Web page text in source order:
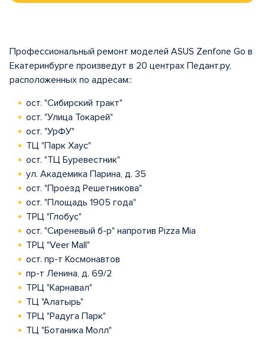
Профессиональный ремонт моделей ASUS Zenfone Go в
Екатеринбурге произведут в 20 центрах Педант.ру,
расположенных по адресам::
ост. "Сибирский тракт"
ост. "Улица Токарей"
ост. "УрФУ"
ТЦ "Парк Хаус"
ост. "ТЦ Буревестник"
ул. Академика Парина, д. 35
ост. "Проезд Решетникова"
ост. "Площадь 1905 года"
ТРЦ "Глобус"
ост. "Сиреневый б-р" напротив Pizza Mia
ТРЦ "Veer Mall"
ост. пр-т Космонавтов
пр-т Ленина, д. 69/2
ТРЦ "Карнавал"
ТЦ "Алатырь"
ТРЦ "Радуга Парк"
ТЦ "Ботаника Молл"